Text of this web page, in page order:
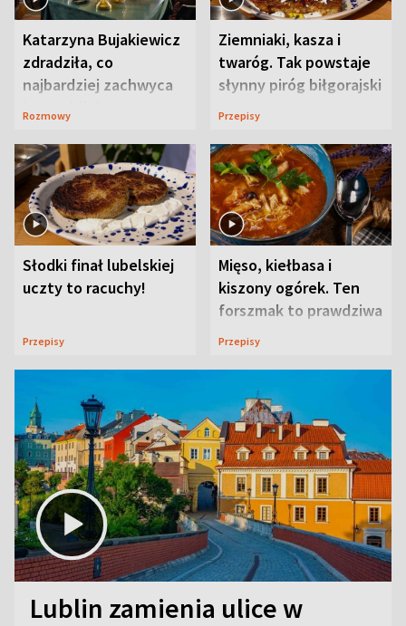
Katarzyna Bujakiewicz
zdradziła, co
najbardziej zachwyca
ją w Lublinie
Rozmowy
Ziemniaki, kasza i
twaróg. Tak powstaje
słynny piróg biłgorajski
Przepisy
Słodki finał lubelskiej
uczty to racuchy!
Przepisy
Mięso, kiełbasa i
kiszony ogórek. Ten
forszmak to prawdziwa
uczta
Przepisy
Lublin zamienia ulice w